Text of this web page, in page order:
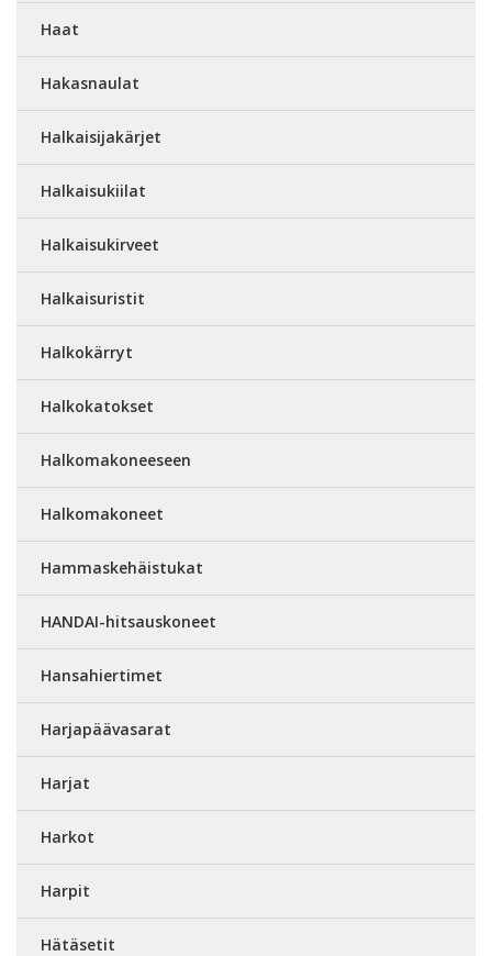
Haat
Hakasnaulat
Halkaisijakärjet
Halkaisukiilat
Halkaisukirveet
Halkaisuristit
Halkokärryt
Halkokatokset
Halkomakoneeseen
Halkomakoneet
Hammaskehäistukat
HANDAI-hitsauskoneet
Hansahiertimet
Harjapäävasarat
Harjat
Harkot
Harpit
Hätäsetit